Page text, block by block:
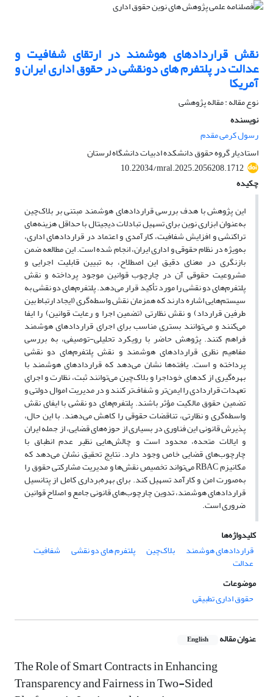
نقش قراردادهای هوشمند در ارتقای شفافیت و
عدالت در پلتفرم های دونقشی در حقوق اداری ایران و
آمریکا
نوع مقاله : مقاله پژوهشی
نویسنده
رسول کرمی مقدم
استادیار گروه حقوق دانشکده ادبیات دانشگاه لرستان
10.22034/mral.2025.2056208.1712
چکیده
این پژوهش با هدف بررسی قراردادهای هوشمند مبتنی بر بلاک‌چین
به‌عنوان ابزاری نوین برای تسهیل تبادلات دیجیتال با حداقل هزینه‌های
تراکنشی و افزایش شفافیت، کارآمدی و اعتماد در قراردادهای اداری،
به‌ویژه در نظام حقوقی و اداری ایران، انجام شده است. این مطالعه ضمن
بازنگری در معنای دقیق این اصطلاح، به تبیین قابلیت اجرایی و
مشروعیت حقوقی آن در چارچوب قوانین موجود پرداخته و نقش
پلتفرم‌های دو نقشی را مورد تأکید قرار می‌دهد. پلتفرم‌های دو نقشی به
سیستم‌هایی اشاره دارند که همزمان نقش واسطه‌گری (ایجاد ارتباط بین
طرفین قرارداد) و نقش نظارتی (تضمین اجرا و رعایت قوانین) را ایفا
می‌کنند و می‌توانند بستری مناسب برای اجرای قراردادهای هوشمند
فراهم کنند. پژوهش حاضر با رویکرد تحلیلی-توصیفی، به بررسی
مفاهیم نظری قراردادهای هوشمند و نقش پلتفرم‌های دو نقشی
پرداخته و است. یافته‌ها نشان می‌دهد که قراردادهای هوشمند با
بهره‌گیری از کدهای خوداجرا و بلاک‌چین می‌توانند ثبت، نظارت و اجرای
تعهدات قراردادی را ایمن‌تر و شفاف‌تر کنند و در مدیریت اموال دولتی و
تضمین حقوق مالکیت مؤثر باشند. پلتفرم‌های دو نقشی با ایفای نقش
واسطه‌گری و نظارتی، تناقضات حقوقی را کاهش می‌دهند. با این حال،
پذیرش قانونی این فناوری در بسیاری از حوزه‌های قضایی، از جمله ایران
و ایالات متحده، محدود است و چالش‌هایی نظیر عدم انطباق با
چارچوب‌های قضایی خاص وجود دارد. نتایج تحقیق نشان می‌دهد که
مکانیزم RBAC می‌تواند تخصیص نقش‌ها و مدیریت مشارکتی حقوق را
به‌صورت امن و کارآمد تسهیل کند. برای بهره‌برداری کامل از پتانسیل
قراردادهای هوشمند، تدوین چارچوب‌های قانونی جامع و اصلاح قوانین
ضروری است.
کلیدواژه‌ها
قراردادهای هوشمند
بلاک‌چین پلتفرم های دو نقشی شفافیت
عدالت
موضوعات
حقوق اداری تطبیقی
عنوان مقاله English
The Role of Smart Contracts in Enhancing
Transparency and Fairness in Two-Sided